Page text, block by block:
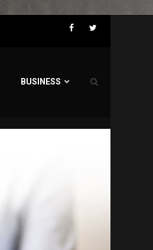
Facebook
Twitter
BUSINESS